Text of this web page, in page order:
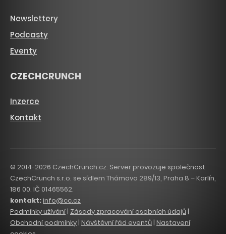
Newslettery
Podcasty
Eventy
CZECHCRUNCH
Inzerce
Kontakt
© 2014-2026 CzechCrunch.cz. Server provozuje společnost
CzechCrunch s.r.o. se sídlem Thámova 289/13, Praha 8 – Karlín,
186 00. IČ 01465562.
kontakt:info@cc.cz
Podmínky užívání| Zásady zpracování osobních údajů|
Obchodní podmínky| Návštěvní řád eventů | Nastavení